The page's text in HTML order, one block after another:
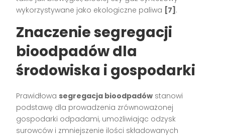
wykorzystywane jako ekologiczne paliwa [7] .
Znaczenie segregacji
bioodpadów dla
środowiska i gospodarki
Prawidłowa segregacja bioodpadów stanowi
podstawę dla prowadzenia zrównoważonej
gospodarki odpadami, umożliwiając odzysk
surowców i zmniejszenie ilości składowanych